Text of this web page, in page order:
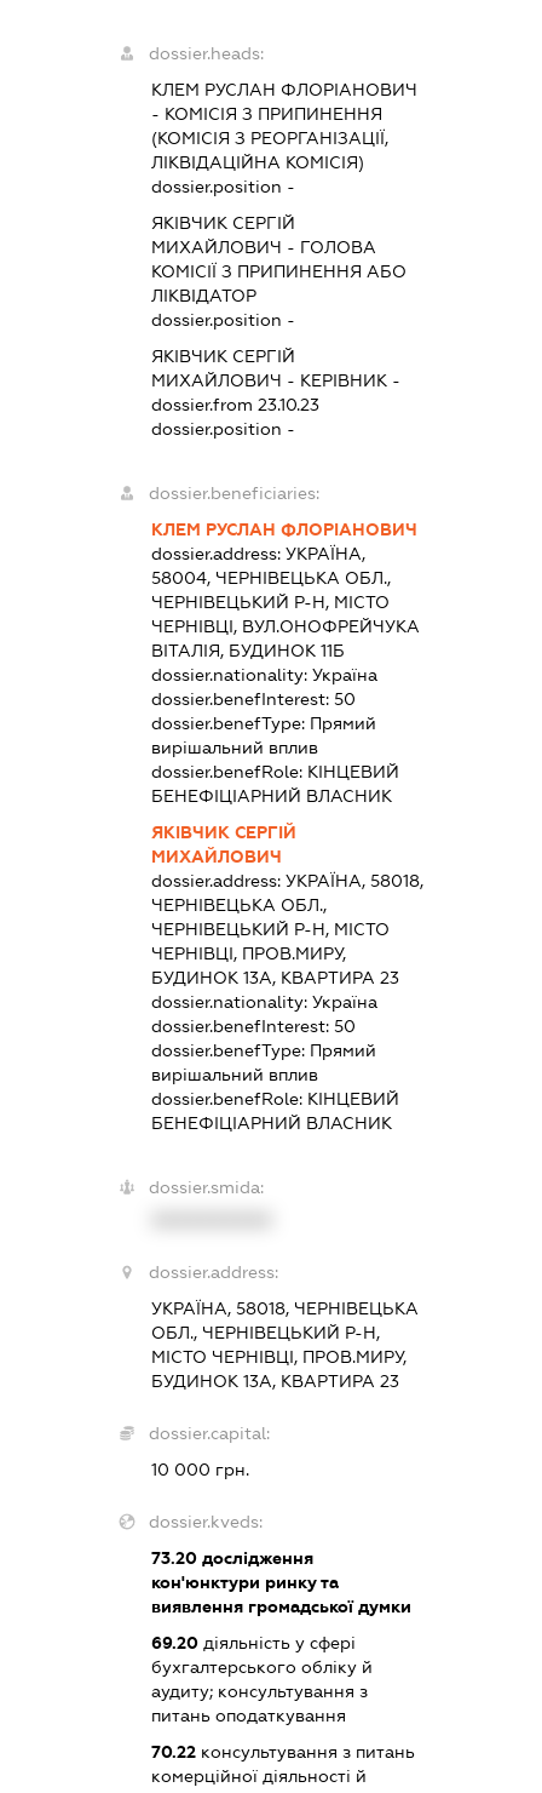
dossier.heads:
КЛЕМ РУСЛАН ФЛОРІАНОВИЧ
- КОМІСІЯ З ПРИПИНЕННЯ
(КОМІСІЯ З РЕОРГАНІЗАЦІЇ,
ЛІКВІДАЦІЙНА КОМІСІЯ)
dossier.position -
ЯКІВЧИК СЕРГІЙ
МИХАЙЛОВИЧ - ГОЛОВА
КОМІСІЇ З ПРИПИНЕННЯ АБО
ЛІКВІДАТОР
dossier.position -
ЯКІВЧИК СЕРГІЙ
МИХАЙЛОВИЧ - КЕРІВНИК -
dossier.from 23.10.23
dossier.position -
dossier.beneficiaries:
КЛЕМ РУСЛАН ФЛОРІАНОВИЧ
dossier.address: УКРАЇНА,
58004, ЧЕРНІВЕЦЬКА ОБЛ.,
ЧЕРНІВЕЦЬКИЙ Р-Н, МІСТО
ЧЕРНІВЦІ, ВУЛ.ОНОФРЕЙЧУКА
ВІТАЛІЯ, БУДИНОК 11Б
dossier.nationality: Україна
dossier.benefInterest: 50
dossier.benefType: Прямий
вирішальний вплив
dossier.benefRole: КІНЦЕВИЙ
БЕНЕФІЦІАРНИЙ ВЛАСНИК
ЯКІВЧИК СЕРГІЙ
МИХАЙЛОВИЧ
dossier.address: УКРАЇНА, 58018,
ЧЕРНІВЕЦЬКА ОБЛ.,
ЧЕРНІВЕЦЬКИЙ Р-Н, МІСТО
ЧЕРНІВЦІ, ПРОВ.МИРУ,
БУДИНОК 13А, КВАРТИРА 23
dossier.nationality: Україна
dossier.benefInterest: 50
dossier.benefType: Прямий
вирішальний вплив
dossier.benefRole: КІНЦЕВИЙ
БЕНЕФІЦІАРНИЙ ВЛАСНИК
dossier.smida:
dossier.address:
УКРАЇНА, 58018, ЧЕРНІВЕЦЬКА
ОБЛ., ЧЕРНІВЕЦЬКИЙ Р-Н,
МІСТО ЧЕРНІВЦІ, ПРОВ.МИРУ,
БУДИНОК 13А, КВАРТИРА 23
dossier.capital:
10 000 грн.
dossier.kveds:
73.20дослідження
кон'юнктури ринку та
виявлення громадської думки
69.20діяльність у сфері
бухгалтерського обліку й
аудиту; консультування з
питань оподаткування
70.22консультування з питань
комерційної діяльності й